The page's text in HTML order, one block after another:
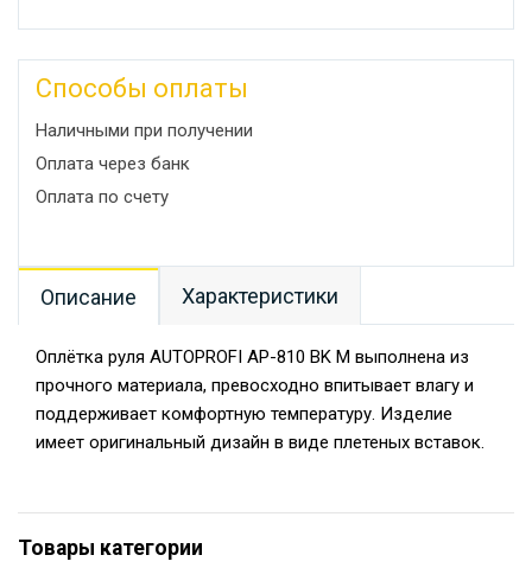
Способы оплаты
Наличными при получении
Оплата через банк
Оплата по счету
Описание Характеристики
Оплётка руля AUTOPROFI AP-810 BK M выполнена из
прочного материала, превосходно впитывает влагу и
поддерживает комфортную температуру. Изделие
имеет оригинальный дизайн в виде плетеных вставок.
Товары категории